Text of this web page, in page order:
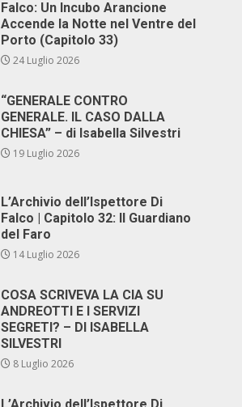
Falco: Un Incubo Arancione
Accende la Notte nel Ventre del
Porto (Capitolo 33)
24 Luglio 2026
“GENERALE CONTRO
GENERALE. IL CASO DALLA
CHIESA” – di Isabella Silvestri
19 Luglio 2026
L’Archivio dell’Ispettore Di
Falco | Capitolo 32: Il Guardiano
del Faro
14 Luglio 2026
COSA SCRIVEVA LA CIA SU
ANDREOTTI E I SERVIZI
SEGRETI? – DI ISABELLA
SILVESTRI
8 Luglio 2026